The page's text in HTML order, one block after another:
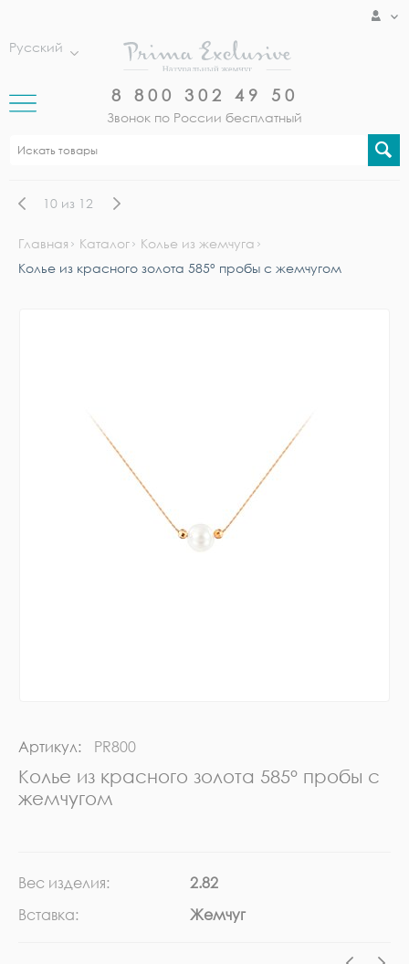
Русский
8 800 302 49 50
Звонок по России бесплатный
10 из 12
Главная Каталог
Колье из жемчуга
Колье из красного золота 585° пробы с жемчугом
Артикул: PR800
Колье из красного золота 585° пробы с
жемчугом
Вес изделия:
2.82
Вставка:
Жемчуг